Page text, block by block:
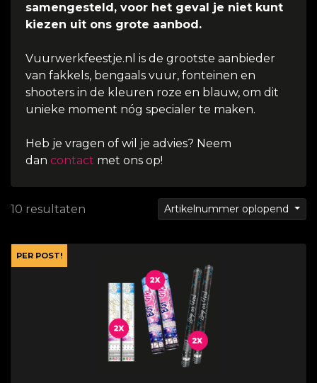
samengesteld, voor het geval je niet kunt
kiezen uit ons grote aanbod.
Vuurwerkfeestje.nl is de grootste aanbieder
van fakkels, bengaals vuur, fonteinen en
shooters in de kleuren roze en blauw, om dit
unieke moment nóg specialer te maken.
Heb je vragen of wil je advies? Neem
dan contact met ons op!
10 resultaten Artikelnummer oplopend
PER POST!